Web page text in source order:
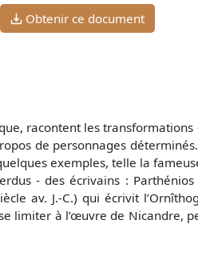
Obtenir ce document
racontent les
de personnages
exemples, telle la
- des écrivains :
av. J.-C.) qui écrivit
limiter à l’œuvre de Nicandre,